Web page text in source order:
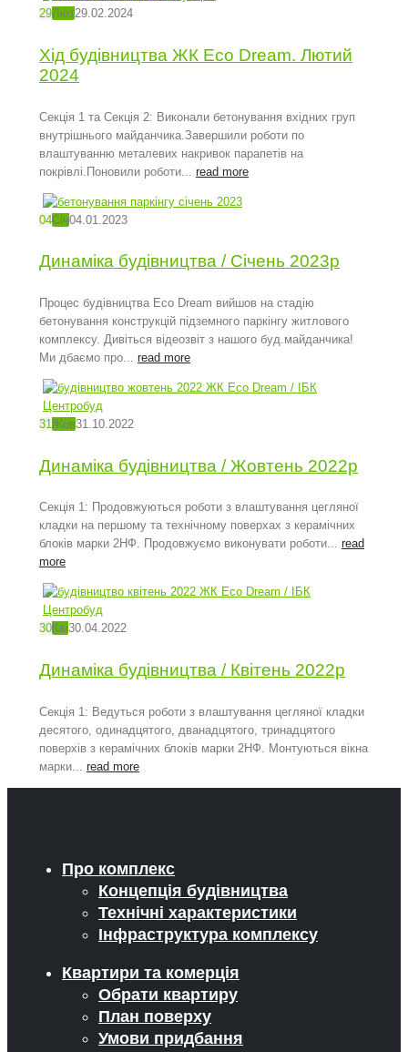
29Лют29.02.2024
Хід будівництва ЖК Eco Dream. Лютий
2024
Секція 1 та Секція 2: Виконали бетонування вхідних груп
внутрішнього майданчика.Завершили роботи по
влаштуванню металевих накривок парапетів на
покрівлі.Поновили роботи... read more
04Січ04.01.2023
Динаміка будівництва / Січень 2023р
Процес будівництва Eco Dream вийшов на стадію
бетонування конструкцій підземного паркінгу житлового
комплексу. Дивіться відеозвіт з нашого буд.майданчика!
Ми дбаємо про... read more
31 Жов31.10.2022
Динаміка будівництва / Жовтень 2022р
Секція 1: Продовжуються роботи з влаштування цегляної
кладки на першому та технічному поверхах з керамічних
блоків марки 2НФ. Продовжуємо виконувати роботи... read
more
30Кві30.04.2022
Динаміка будівництва / Квітень 2022р
Секція 1: Ведуться роботи з влаштування цегляної кладки
десятого, одинадцятого, дванадцятого, тринадцятого
поверхів з керамічних блоків марки 2НФ. Монтуються вікна
марки... read more
Про комплекс
Концепція будівництва
Технічні характеристики
Інфраструктура комплексу
Квартири та комерція
Обрати квартиру
План поверху
Умови придбання